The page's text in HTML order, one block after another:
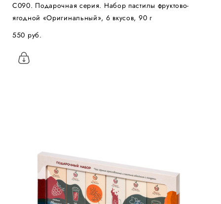
С090. Подарочная серия. Набор пастилы фруктово-
ягодной «Оригинальный», 6 вкусов, 90 г
550 pуб.